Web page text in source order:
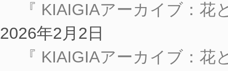
『 KIAIGIAアーカイブ：
2026年2月2日
『 KIAIGIAアーカイブ：